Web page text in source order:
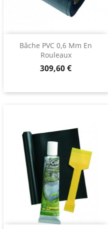
Bâche PVC 0,6 Mm En
Rouleaux
Prix
309,60 €